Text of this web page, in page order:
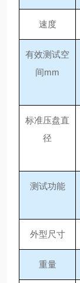
速度
有效测试空
间mm
标准压盘直
径
测试功能
外型尺寸
重量